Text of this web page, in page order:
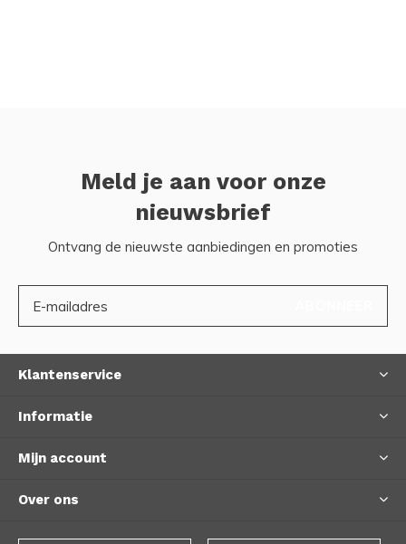
Meld je aan voor onze
nieuwsbrief
Ontvang de nieuwste aanbiedingen en promoties
Klantenservice
Informatie
Mijn account
Over ons